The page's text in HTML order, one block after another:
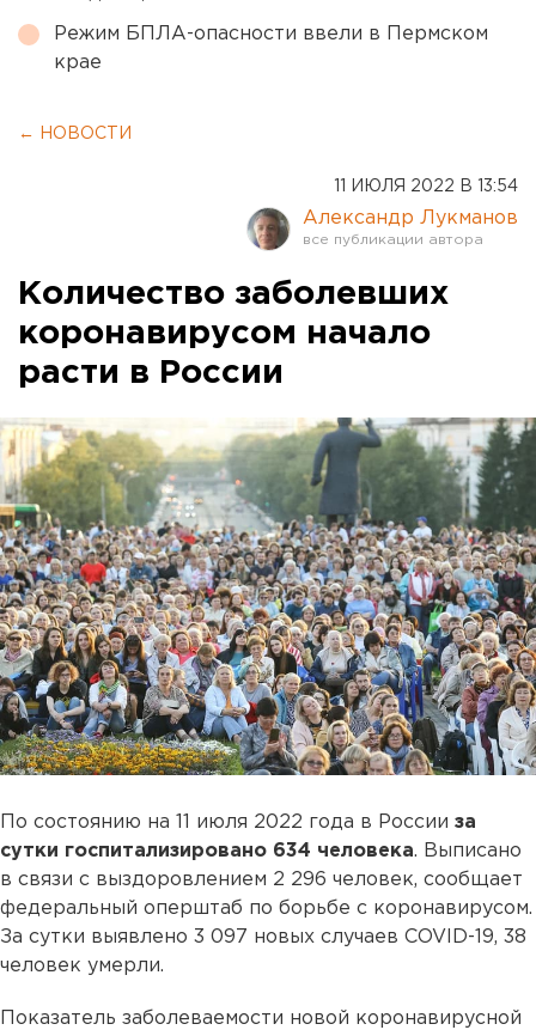
Режим БПЛА-опасности ввели в Пермском
крае
← НОВОСТИ
11 ИЮЛЯ 2022 В 13:54
Александр Лукманов
Количество заболевших
коронавирусом начало
расти в России
По состоянию на 11 июля 2022 года в России за
сутки госпитализировано 634 человека. Выписано
в связи с выздоровлением 2 296 человек, сообщает
федеральный оперштаб по борьбе с коронавирусом.
За сутки выявлено 3 097 новых случаев COVID-19, 38
человек умерли.
Показатель заболеваемости новой коронавирусной